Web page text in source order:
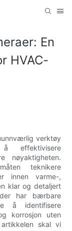
En
HVAC-
verktøy
effektivisere
nøyaktigheten.
teknikere
innen varme-,
klar og detaljert
har bærbare
å identifisere
korrosjon uten
skal vi